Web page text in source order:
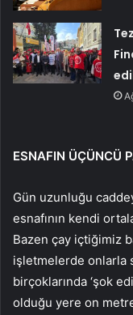
ESNAFIN ÜÇÜNCÜ
Gün uzunluğu
esnafının kendi
Bazen çay içtiğimiz
işletmelerde onlarla
birçoklarında ‘şok
olduğu yere on